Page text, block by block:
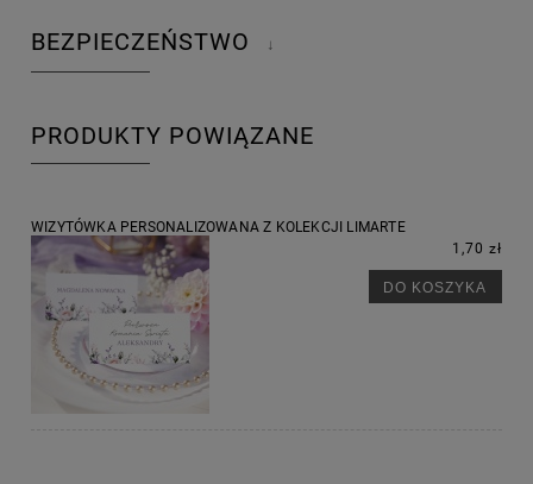
BEZPIECZEŃSTWO ↓
PRODUKTY POWIĄZANE
WIZYTÓWKA PERSONALIZOWANA Z KOLEKCJI LIMARTE
1,70 zł
DO KOSZYKA